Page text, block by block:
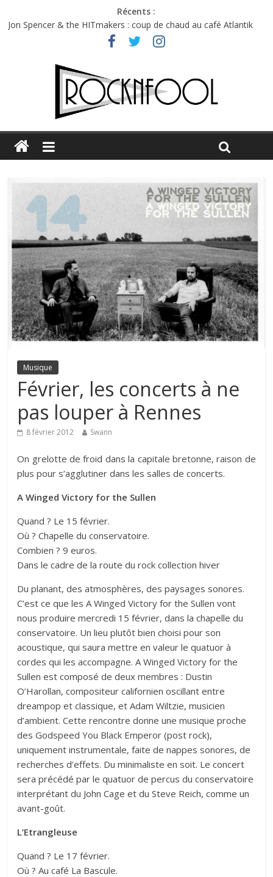
Récents :
Jon Spencer & the HITmakers : coup de chaud au café Atlantik
Hellfest 2026 vendredi : température et émotions en hausse
Hellfest 2026 jeudi : impossible de choisir entre chaleur et bonne
Première édition du Midgard Festival : entre bière, métal et
Charlie Puth à l’Olympia : la leçon de pop du Professeur Puth
Musique
Février, les concerts à ne
pas louper à Rennes
8 février 2012 Swann
On grelotte de froid dans la capitale bretonne, raison de
plus pour s’agglutiner dans les salles de concerts.
A Winged Victory for the Sullen
Quand ? Le 15 février.
Où ? Chapelle du conservatoire.
Combien ? 9 euros.
Dans le cadre de la route du rock collection hiver
Du planant, des atmosphères, des paysages sonores.
C’est ce que les A Winged Victory for the Sullen vont
nous produire mercredi 15 février, dans la chapelle du
conservatoire. Un lieu plutôt bien choisi pour son
acoustique, qui saura mettre en valeur le quatuor à
cordes qui les accompagne. A Winged Victory for the
Sullen est composé de deux membres : Dustin
O’Harollan, compositeur californien oscillant entre
dreampop et classique, et Adam Wiltzie, musicien
d’ambient. Cette rencontre donne une musique proche
des Godspeed You Black Emperor (post rock),
uniquement instrumentale, faite de nappes sonores, de
recherches d’effets. Du minimaliste en soit. Le concert
sera précédé par le quatuor de percus du conservatoire
interprétant du John Cage et du Steve Reich, comme un
avant-goût.
L’Etrangleuse
Quand ? Le 17 février.
Où ? Au café La Bascule.